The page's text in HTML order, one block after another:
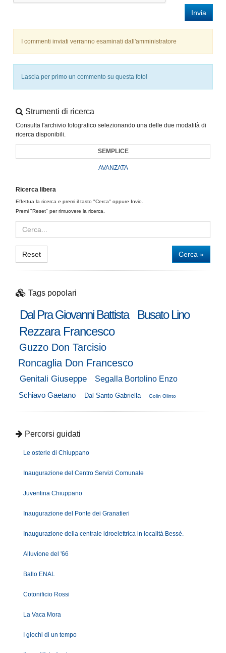
Invia
I commenti inviati verranno esaminati dall'amministratore
Lascia per primo un commento su questa foto!
Strumenti di ricerca
Consulta l'archivio fotografico selezionando una delle due modalità di
ricerca disponibili.
SEMPLICE
AVANZATA
Ricerca libera
Effettua la ricerca e premi il tasto "Cerca" oppure Invio.
Premi "Reset" per rimuovere la ricerca.
Reset Cerca »
Tags popolari
Dal Pra Giovanni Battista
Busato Lino
Rezzara Francesco
Guzzo Don Tarcisio
Roncaglia Don Francesco
Genitali Giuseppe
Segalla Bortolino Enzo
Schiavo Gaetano
Dal Santo Gabriella Golin Olinto
Percorsi guidati
Le osterie di Chiuppano
Inaugurazione del Centro Servizi Comunale
Juventina Chiuppano
Inaugurazione del Ponte dei Granatieri
Inaugurazione della centrale idroelettrica in località Bessè.
Alluvione del '66
Ballo ENAL
Cotonificio Rossi
La Vaca Mora
I giochi di un tempo